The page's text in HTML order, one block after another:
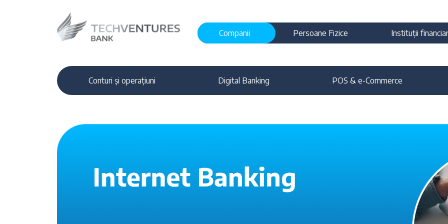
Companii Persoane Fizice Instituții
Conturi și operațiuni Digital Banking POS & e-Commerce